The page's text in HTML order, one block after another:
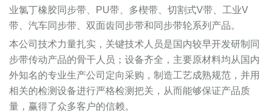
业氯丁橡胶同步带、PU带、多楔带、切割式V带、工业V
带、汽车同步带、双面齿同步带和同步带轮系列产品。
本公司技术力量扎实，关键技术人员是国内较早开发研制同
步带传动产品的骨干人员；设备齐全，主要原材料均从国内
外知名的专业生产公司定向采购，制造工艺成熟规范，并用
相关的检测设备进行严格检测把关，从而能够保证产品质
量，赢得了众多客户的信赖。